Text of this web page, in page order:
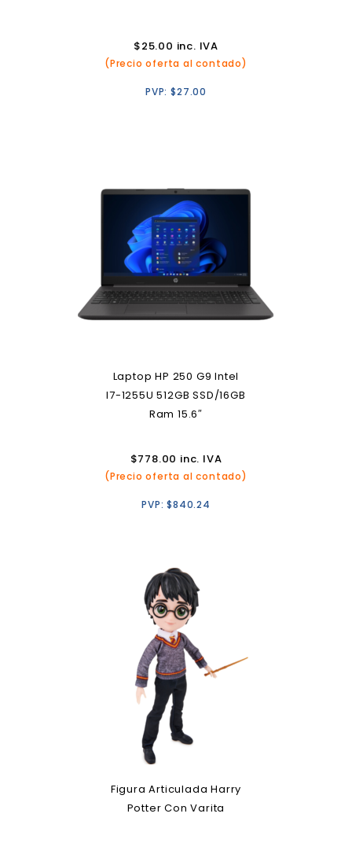
$25.00 inc. IVA
(Precio oferta al contado)
PVP:$27.00
Laptop HP 250 G9 Intel
I7-1255U 512GB SSD/16GB
Ram 15.6″
$778.00 inc. IVA
(Precio oferta al contado)
PVP:$840.24
Figura Articulada Harry
Potter Con Varita